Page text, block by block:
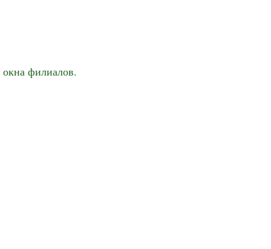
окна филиалов.